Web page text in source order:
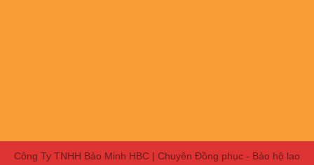
Công Ty TNHH Bảo Minh HBC | Chuyên Đồng phục - Bảo hộ lao